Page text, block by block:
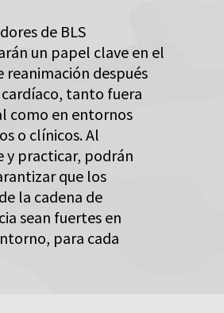
de BLS
un papel clave en el
reanimación después
tanto fuera
como en entornos
o clínicos. Al
y practicar, podrán
que los
la cadena de
sean fuertes en
para cada